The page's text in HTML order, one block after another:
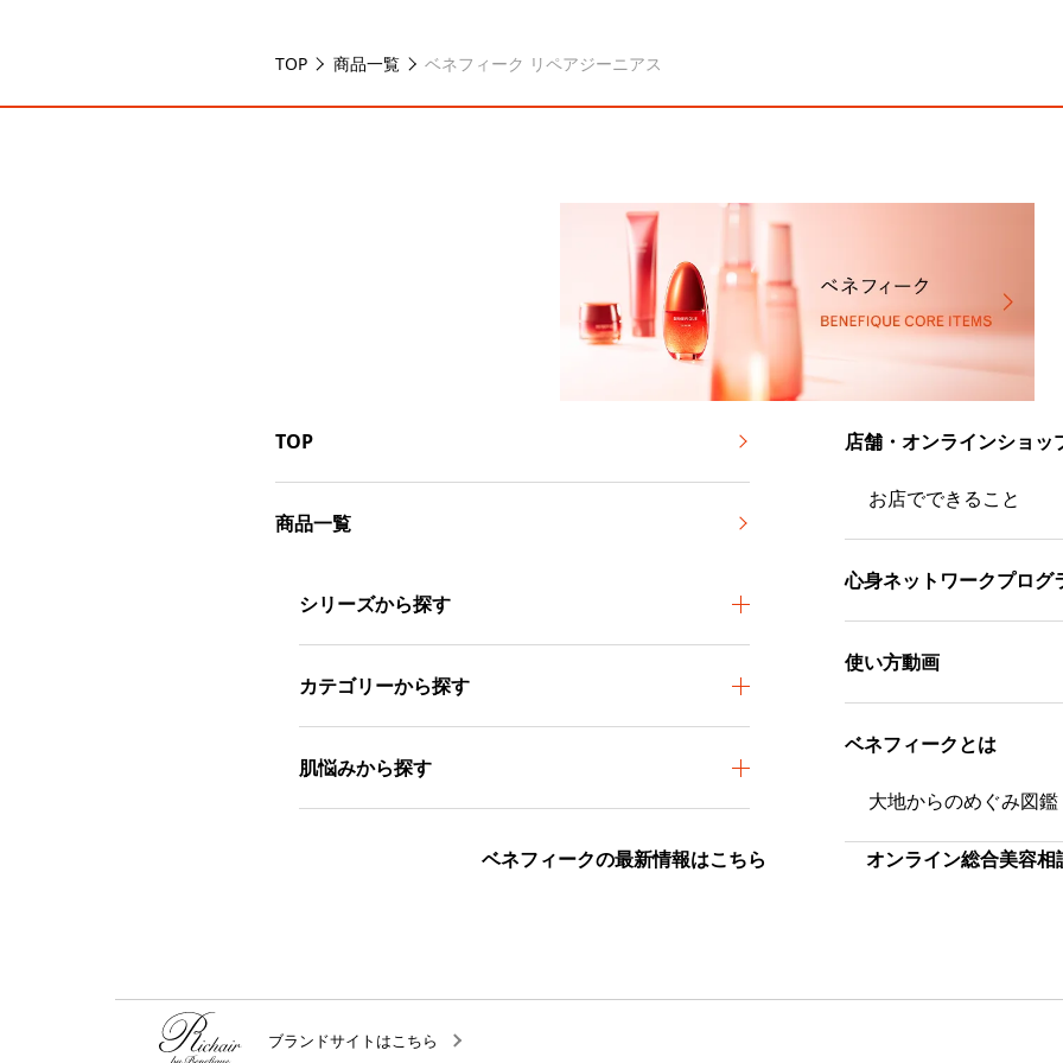
TOP 商品一覧 ベネフィーク リペアジーニアス
TOP
商品一覧
シリーズから探す
カテゴリーから探す
肌悩みから探す
店舗・オンラインショッ
お店でできること
心身ネットワークプログ
使い方動画
ベネフィークとは
大地からのめぐみ図鑑
ベネフィークの最新情報はこちら オンライン総合美容相
ブランドサイトはこちら